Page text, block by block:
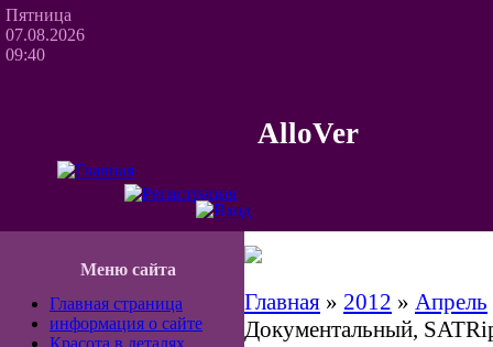
Пятница
07.08.2026
09:40
AlloVer
Меню сайта
Главная страница
информация о сайте
Красота в деталях
Главная » 2012 » Апрель
Документальный,